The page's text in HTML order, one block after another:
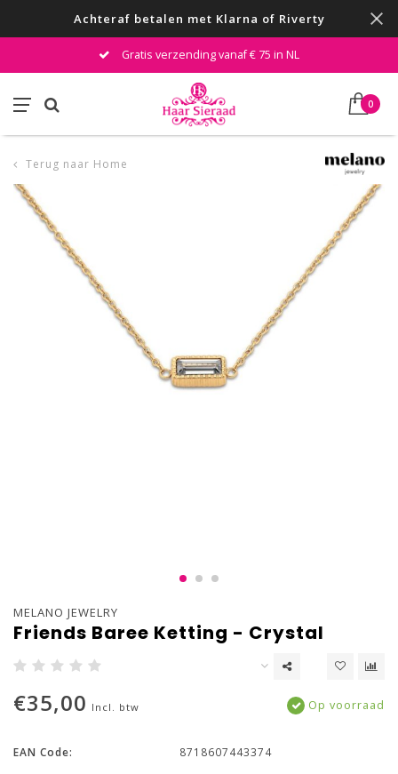
Achteraf betalen met Klarna of Riverty
Gratis verzending vanaf € 75 in NL
0
Terug naar Home
MELANO JEWELRY
Friends Baree Ketting - Crystal
€35,00 Incl. btw Op voorraad
EAN Code: 8718607443374